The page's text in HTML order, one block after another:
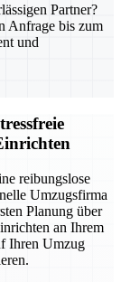
Partner?
Anfrage bis zum
und
reibungslose
Umzugsfirma
Planung über
an Ihrem
Ihren Umzug